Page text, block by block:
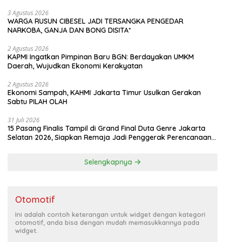
3 Agustus 2026
WARGA RUSUN CIBESEL JADI TERSANGKA PENGEDAR
NARKOBA, GANJA DAN BONG DISITA*
2 Agustus 2026
KAPMI Ingatkan Pimpinan Baru BGN: Berdayakan UMKM
Daerah, Wujudkan Ekonomi Kerakyatan
2 Agustus 2026
Ekonomi Sampah, KAHMI Jakarta Timur Usulkan Gerakan
Sabtu PILAH OLAH
31 Juli 2026
15 Pasang Finalis Tampil di Grand Final Duta Genre Jakarta
Selatan 2026, Siapkan Remaja Jadi Penggerak Perencanaan
Selengkapnya
Otomotif
Ini adalah contoh keterangan untuk widget dengan kategori
otomotif, anda bisa dengan mudah memasukkannya pada
widget.